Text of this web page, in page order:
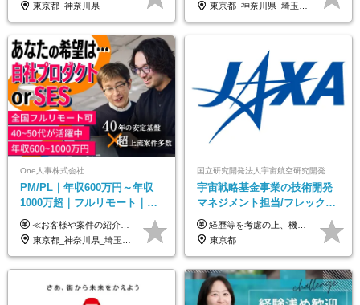
東京都_神奈川県
東京都_神奈川県_埼玉県_千葉県
One人事株式会社
PM/PL｜年収600万円～年収
1000万超｜フルリモート｜
SIerへの変革期をリード＆自
社サービス
≪お客様や案件の紹介によりインセンティブを支給！≫ 月給40万円以上＋賞与年2回＋インセンティブ ◎経験やスキルを考慮の上、優遇します ◎上記月給は固定残業代月45時間分(月額9万1040円以上)を含みます。超過した場合は全額追加支給します ◎試用期間3カ月あり(給与や福利厚生等は同じです) ＜年収例＞ 36歳／PL（元SE）／580万円 / 官公庁向けWebシステム開発 ※メンバーから2年でPLへ昇格 41歳／SL／616万円 / メーカー向けWebサイト開発 46歳／PL／742万円 / 金融情報連携システム開発 52歳 / PM / 952万円 / 信販システムの再構築 55歳 / PM / 910万円 / 製造業向け基盤構築開発
東京都_神奈川県_埼玉県_千葉県_大阪府_愛知県_北海道_青森県_岩手県_宮城県_秋田県_山形県_福島県_茨城県_栃木県_群馬県_新潟県_山梨県_長野県_富山県_石川県_福井県_静岡県_岐阜県_三重県_兵庫県_京都府_滋賀県_奈良県_和歌山県_広島県_岡山県_鳥取県_島根県_山口県_徳島県_香川県_愛媛県_高知県_福岡県_熊本県_佐賀県_長崎県_大分県_宮崎県_鹿児島県_沖縄県
宇宙戦略基金事業の技術開発
マネジメント担当/フレックス
制/リモート活用/異業種出身者
歓迎/国家プロジェクト
経歴等を考慮の上、機構の規定により決定します。 ＜大学卒業後、正規社員として民間企業に3年勤務した場合＞ ・月給30万円以上 ・年収470万円以上 年収概算を試算する場合は以下をご確認ください。 https://www.jaxa.jp/about/employ/trial_j.html ■昇給年1回、賞与年2回 ■諸手当（住居手当、通勤手当他） ■退職金制度あり ※年収470万円～ ※超過勤務分は別途支給します。 ※6ヶ月の試用期間あり。その間の待遇・給与に差異はありません。
東京都